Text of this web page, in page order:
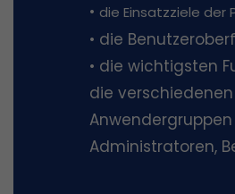
• die Einsatzziele der
• die
• die wichtigsten
die verschiedenen
Anwendergruppen
Administratoren,